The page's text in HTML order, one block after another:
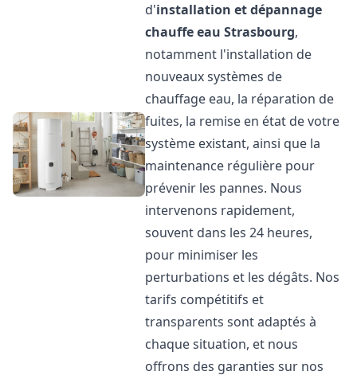
d'installation et dépannage
chauffe eau Strasbourg,
notamment l'installation de
nouveaux systèmes de
chauffage eau, la réparation de
fuites, la remise en état de votre
système existant, ainsi que la
maintenance régulière pour
prévenir les pannes. Nous
intervenons rapidement,
souvent dans les 24 heures,
pour minimiser les
perturbations et les dégâts. Nos
tarifs compétitifs et
transparents sont adaptés à
chaque situation, et nous
offrons des garanties sur nos